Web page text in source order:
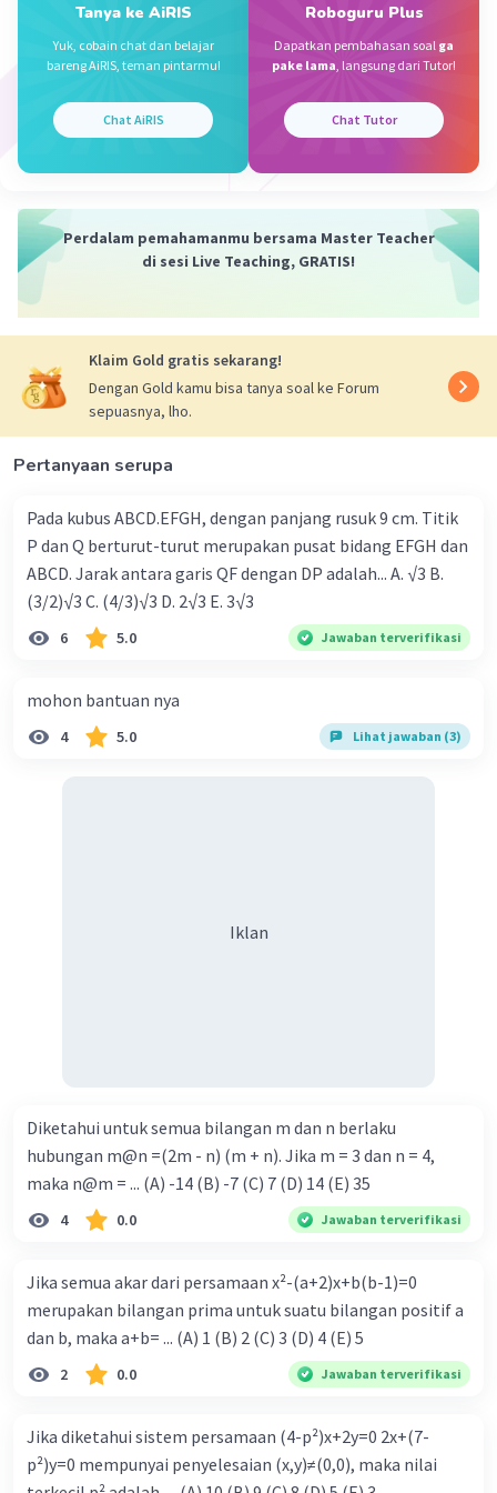
Iklan
Jawab :
Ruas garis ditunjukkan oleh gambar nomor ... •
Jika titik B dan F dihubungkan, maka akan
terbentuk ruas garis BF. Ruas garis yang berimpit
dengan garis BF adalah ... • Jawaban: B. AF Untuk
pertanyaan matematika: 4. Permasalahan
tentang torsi: a. Besar sudut (): • Jawaban: Sudut
dapat 0 dihitung menggunakan rumus cot
Tanya ke AiRIS
Yuk, cobain chat dan belajar
bareng AiRIS, teman pintarmu!
Chat AiRIS
Roboguru Plus
Dapatkan pembahasan soal ga
pake lama, langsung dari Tutor!
Chat Tutor
Perdalam pemahamanmu bersama Master Teacher
di sesi Live Teaching, GRATIS!
Klaim Gold gratis sekarang!
Dengan Gold kamu bisa tanya soal ke Forum
sepuasnya, lho.
Pertanyaan serupa
Pada kubus ABCD.EFGH, dengan panjang rusuk 9 cm. Titik
P dan Q berturut-turut merupakan pusat bidang EFGH dan
ABCD. Jarak antara garis QF dengan DP adalah... A. √3 B.
(3/2)√3 C. (4/3)√3 D. 2√3 E. 3√3
6 5.0 Jawaban terverifikasi
mohon bantuan nya
4 5.0 Lihat jawaban (3)
Iklan
Diketahui untuk semua bilangan m dan n berlaku
hubungan m@n =(2m - n) (m + n). Jika m = 3 dan n = 4,
maka n@m = ... (A) -14 (B) -7 (C) 7 (D) 14 (E) 35
4 0.0 Jawaban terverifikasi
Jika semua akar dari persamaan x²-(a+2)x+b(b-1)=0
merupakan bilangan prima untuk suatu bilangan positif a
dan b, maka a+b= ... (A) 1 (B) 2 (C) 3 (D) 4 (E) 5
2 0.0 Jawaban terverifikasi
Jika diketahui sistem persamaan (4-p²)x+2y=0 2x+(7-
p²)y=0 mempunyai penyelesaian (x,y)≠(0,0), maka nilai